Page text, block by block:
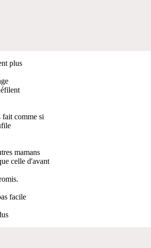
plus
fait comme si
mamans
celle d'avant
facile